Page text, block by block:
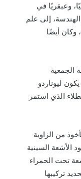
وعبقريًا في
إلى علم
وكان أيضًا
الجمعية
ليوناردو
الذي استمر
من الزاوية
الأشعة السينية
تحت الحمراء
تركيبها